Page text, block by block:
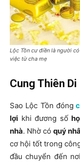
Lộc Tồn cư điền là người
việc từ cha mẹ
Cung Thiên Di
Sao Lộc Tồn đóng
lợi khi đương số
nhà. Nhờ có quý
cơ hội tốt trong
đầu chuyển đến